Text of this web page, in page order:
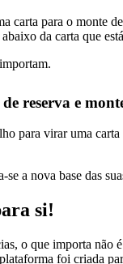
carta para o monte
da carta que
reserva e
para virar uma
se a nova base das
si!
o que importa não
foi criada